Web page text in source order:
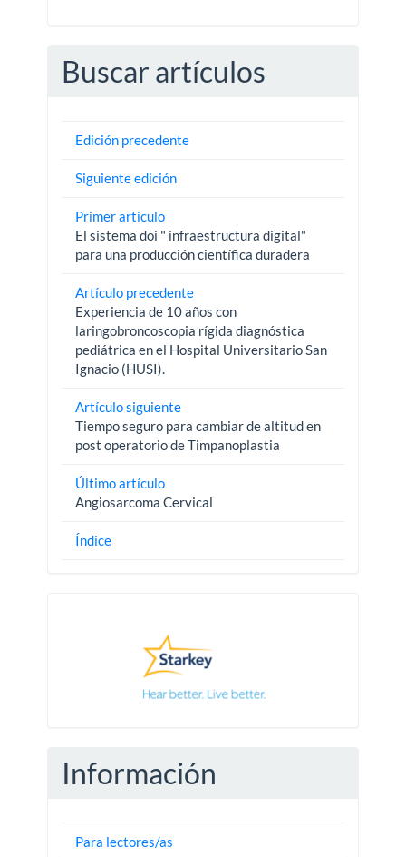
Buscar artículos
Edición precedente
Siguiente edición
Primer artículo
El sistema doi " infraestructura digital"
para una producción científica duradera
Artículo precedente
Experiencia de 10 años con
laringobroncoscopia rígida diagnóstica
pediátrica en el Hospital Universitario San
Ignacio (HUSI).
Artículo siguiente
Tiempo seguro para cambiar de altitud en
post operatorio de Timpanoplastia
Último artículo
Angiosarcoma Cervical
Índice
Información
Para lectores/as